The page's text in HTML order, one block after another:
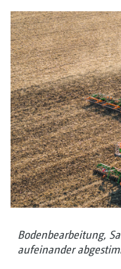
Bodenbearbeitung,
aufeinander